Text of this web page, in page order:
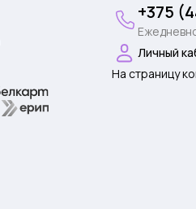
+375
Личный
На страницу